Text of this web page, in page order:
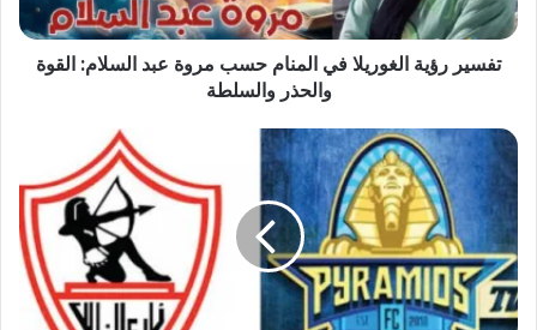
عبد
السلام:
القوة
تفسير رؤية الغوريلا في المنام حسب مروة عبد السلام: القوة
والحذر والسلطة
الزمالك
وبيراميدز
يتواجهان
نصف
نهائي
السوبر
المصري